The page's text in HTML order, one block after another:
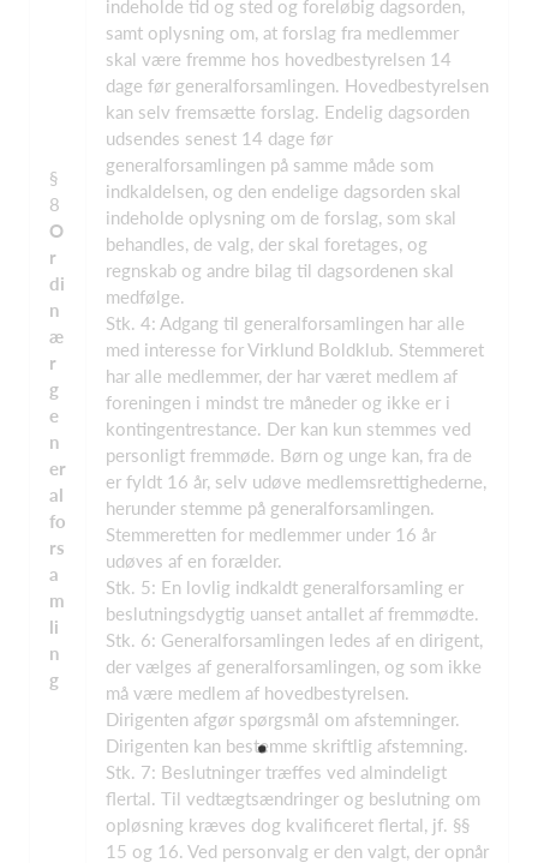
§
8
O
r
di
n
æ
r
g
e
n
er
al
fo
rs
a
m
li
n
g
indeholde tid og sted og foreløbig dagsorden,
samt oplysning om, at forslag fra medlemmer
skal være fremme hos hovedbestyrelsen 14
dage før generalforsamlingen. Hovedbestyrelsen
kan selv fremsætte forslag. Endelig dagsorden
udsendes senest 14 dage før
generalforsamlingen på samme måde som
indkaldelsen, og den endelige dagsorden skal
indeholde oplysning om de forslag, som skal
behandles, de valg, der skal foretages, og
regnskab og andre bilag til dagsordenen skal
medfølge.
Stk. 4: Adgang til generalforsamlingen har alle
med interesse for Virklund Boldklub. Stemmeret
har alle medlemmer, der har været medlem af
foreningen i mindst tre måneder og ikke er i
kontingentrestance. Der kan kun stemmes ved
personligt fremmøde. Børn og unge kan, fra de
er fyldt 16 år, selv udøve medlemsrettighederne,
herunder stemme på generalforsamlingen.
Stemmeretten for medlemmer under 16 år
udøves af en forælder.
Stk. 5: En lovlig indkaldt generalforsamling er
beslutningsdygtig uanset antallet af fremmødte.
Stk. 6: Generalforsamlingen ledes af en dirigent,
der vælges af generalforsamlingen, og som ikke
må være medlem af hovedbestyrelsen.
Dirigenten afgør spørgsmål om afstemninger.
Dirigenten kan bestemme skriftlig afstemning.
Stk. 7: Beslutninger træffes ved almindeligt
flertal. Til vedtægtsændringer og beslutning om
opløsning kræves dog kvalificeret flertal, jf. §§
15 og 16. Ved personvalg er den valgt, der opnår